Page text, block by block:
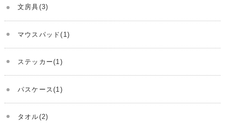
文房具(3)
マウスパッド(1)
ステッカー(1)
パスケース(1)
タオル(2)